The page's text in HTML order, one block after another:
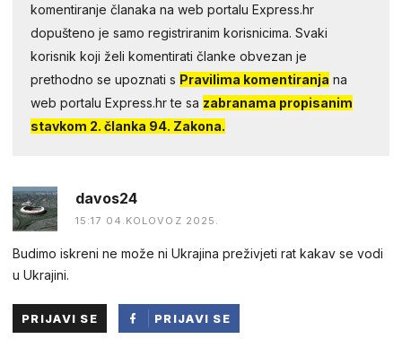
komentiranje članaka na web portalu Express.hr
dopušteno je samo registriranim korisnicima. Svaki
korisnik koji želi komentirati članke obvezan je
prethodno se upoznati s Pravilima komentiranja na
web portalu Express.hr te sa zabranama propisanim
stavkom 2. članka 94. Zakona.
davos24
15:17 04.KOLOVOZ 2025.
Budimo iskreni ne može ni Ukrajina preživjeti rat kakav se vodi
u Ukrajini.
PRIJAVI SE PRIJAVI SE